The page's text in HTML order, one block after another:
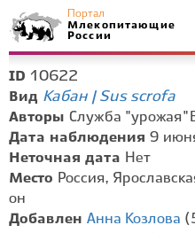
Портал
Млекопитающие
России
ID 10622
Вид Кабан | Sus scrofa
Авторы Служба "урожая"
Дата наблюдения 9
Неточная дата Нет
Место Россия,
он
Добавлен Анна Козлова